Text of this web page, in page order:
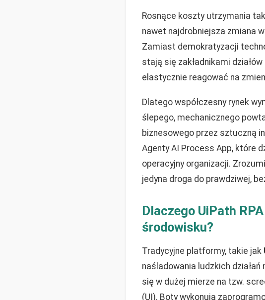
Rosnące koszty utrzymania
nawet najdrobniejsza zmiana
Zamiast demokratyzacji
stają się zakładnikami
elastycznie reagować na
Dlatego współczesny rynek
ślepego, mechanicznego
biznesowego przez sztuczną
Agenty AI Process App, które
operacyjny organizacji.
jedyna droga do prawdziwej,
Dlaczego UiPath
środowisku?
Tradycyjne platformy, takie jak
naśladowania ludzkich
się w dużej mierze na tzw.
(UI). Boty wykonują